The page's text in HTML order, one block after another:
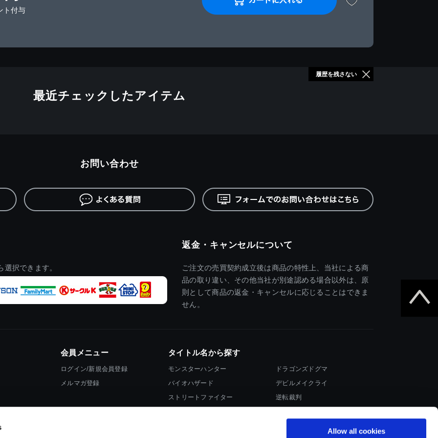
Allow all cookies
ト付与
最近チェックしたアイテム
履歴を残さない
択できます。
返金・キャンセルについて
ご注文の売買契約成立後は商品の特性上、当社による商
品の取り違い、その他当社が別途認める場合以外は、原
則として商品の返金・キャンセルに応じることはできま
せん。
お問い合わせ
会員メニュー
ログイン/新規会員登録
メルマガ登録
タイトル名から探す
モンスターハンター
バイオハザード
ストリートファイター
ドラゴンズドグマ
デビルメイクライ
逆転裁判